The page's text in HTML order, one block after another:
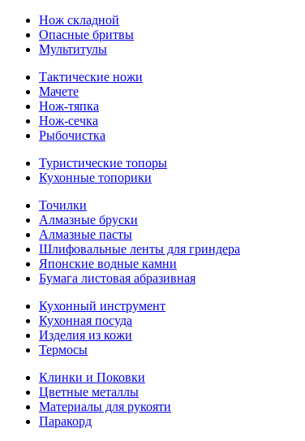
Нож складной
Опасные бритвы
Мультитулы
Тактические ножи
Мачете
Нож-тяпка
Нож-сечка
Рыбочистка
Туристические топоры
Кухонные топорики
Точилки
Алмазные бруски
Алмазные пасты
Шлифовальные ленты для гриндера
Японские водные камни
Бумага листовая абразивная
Кухонный инструмент
Кухонная посуда
Изделия из кожи
Термосы
Клинки и Поковки
Цветные металлы
Материалы для рукояти
Паракорд